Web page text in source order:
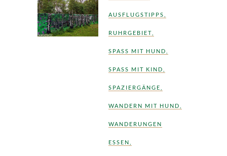
AUSFLUGSTIPPS
RUHRGEBIET
SPASS MIT HUND
SPASS MIT KIND
SPAZIERGÄNGE
WANDERN MIT HUND
WANDERUNGEN
ESSEN